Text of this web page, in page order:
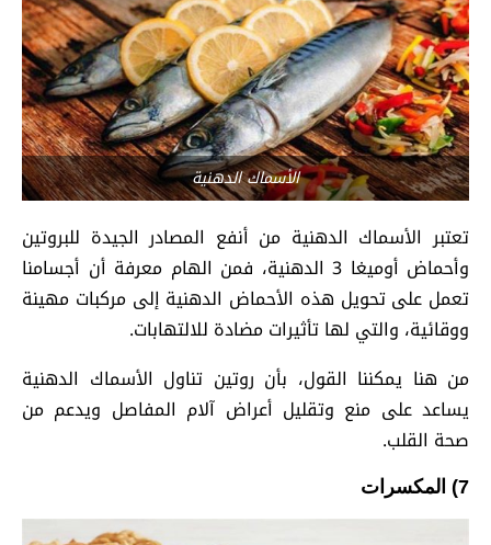
الأسماك الدهنية
تعتبر الأسماك الدهنية من أنفع المصادر الجيدة للبروتين
وأحماض أوميغا 3 الدهنية، فمن الهام معرفة أن أجسامنا
تعمل على تحويل هذه الأحماض الدهنية إلى مركبات مهينة
ووقائية، والتي لها تأثيرات مضادة للالتهابات.
من هنا يمكننا القول، بأن روتين تناول الأسماك الدهنية
يساعد على منع وتقليل أعراض آلام المفاصل ويدعم من
صحة القلب.
7) المكسرات